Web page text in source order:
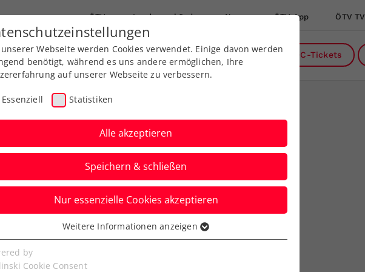
ÖTV Landesverbände News ÖTV App ÖTV TV
Ausbildung Services Über uns DC-Tickets
als Top-100-
in Kitzbühel
Webseite werden Cookies verwendet. Einige davon werden
benötigt, während es uns andere ermöglichen, Ihre
auf unserer Webseite zu verbessern.
Essenziell Statistiken
Alle akzeptieren
Speichern & schließen
Nur essenzielle Cookies akzeptieren
Cookies werden für grundlegende Funktionen der
benötigt. Dadurch ist gewährleistet, dass die Webseite
Weitere Informationen anzeigen
by
Cookie Consent